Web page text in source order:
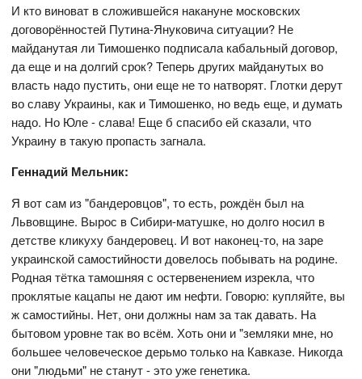
И кто виноват в сложившейся накануне московских
договорённостей Путина-Януковича ситуации? Не
майданутая ли Тимошенко подписала кабальный договор,
да еще и на долгий срок? Теперь других майданутых во
власть надо пустить, они еще не то натворят. Глотки дерут
во славу Украины, как и Тимошенко, но ведь еще, и думать
надо. Но Юле - слава! Еще б спасибо ей сказали, что
Украину в такую пропасть загнала.
Геннадий Мельник:
Я вот сам из "бандеровцов", то есть, рождён был на
Львовщине. Вырос в Сибири-матушке, но долго носил в
детстве кликуху бандеровец. И вот наконец-то, на заре
украинской самостийности довелось побывать на родине.
Родная тётка тамошняя с остервенением изрекла, что
проклятые кацапы не дают им нефти. Говорю: купляйте, вы
ж самостийны. Нет, они должны нам за так давать. На
бытовом уровне так во всём. Хоть они и "земляки мне, но
большее человеческое дерьмо только на Кавказе. Никогда
они "людьми" не станут - это уже генетика.